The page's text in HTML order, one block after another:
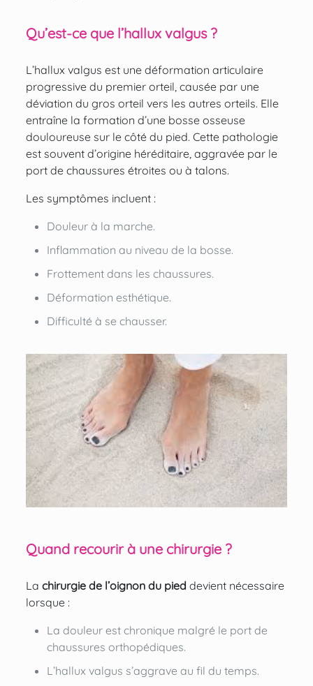
Qu’est-ce que l’hallux valgus ?
L’hallux valgus est une déformation articulaire
progressive du premier orteil, causée par une
déviation du gros orteil vers les autres orteils. Elle
entraîne la formation d’une bosse osseuse
douloureuse sur le côté du pied. Cette pathologie
est souvent d’origine héréditaire, aggravée par le
port de chaussures étroites ou à talons.
Les symptômes incluent :
Douleur à la marche.
Inflammation au niveau de la bosse.
Frottement dans les chaussures.
Déformation esthétique.
Difficulté à se chausser.
Quand recourir à une chirurgie ?
La chirurgie de l’oignon du pied devient nécessaire
lorsque :
La douleur est chronique malgré le port de
chaussures orthopédiques.
L’hallux valgus s’aggrave au fil du temps.